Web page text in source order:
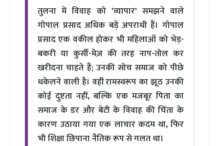
तुलना में विवाह को 'व्यापार' समझने वाले
गोपाल प्रसाद अधिक बड़े अपराधी हैं। गोपाल
प्रसाद एक वकील होकर भी महिलाओं को भेड़-
बकरी या कुर्सी-मेज़ की तरह नाप-तोल कर
खरीदना चाहते हैं; उनकी सोच समाज को पीछे
धकेलने वाली है। वहीं रामस्वरूप का झूठ उनकी
कोई दुष्टता नहीं, बल्कि एक मजबूर पिता का
समाज के डर और बेटी के विवाह की चिंता के
कारण उठाया गया एक लाचार कदम था, फिर
भी शिक्षा छिपाना नैतिक रूप से गलत था।